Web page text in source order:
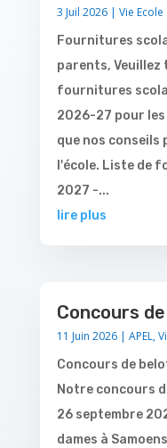
3 Juil 2026| Vie Ecole
Fournitures
parents, Veuillez
fournitures
2026-27 pour
que nos conseils
l'école. Liste de
2027 -...
lire plus
Concours
11 Juin 2026| APEL,
Concours de
Notre concours
26 septembre
dames à